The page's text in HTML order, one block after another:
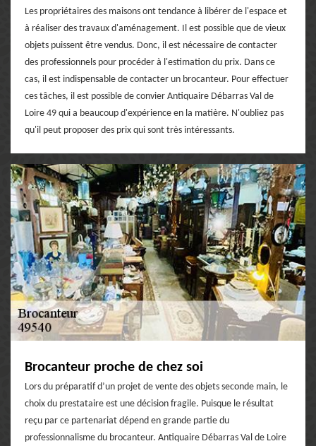
Les propriétaires des maisons ont tendance à libérer de l'espace et
à réaliser des travaux d'aménagement. Il est possible que de vieux
objets puissent être vendus. Donc, il est nécessaire de contacter
des professionnels pour procéder à l'estimation du prix. Dans ce
cas, il est indispensable de contacter un brocanteur. Pour effectuer
ces tâches, il est possible de convier Antiquaire Débarras Val de
Loire 49 qui a beaucoup d'expérience en la matière. N'oubliez pas
qu'il peut proposer des prix qui sont très intéressants.
Brocanteur proche de chez soi
Lors du préparatif d’un projet de vente des objets seconde main, le
choix du prestataire est une décision fragile. Puisque le résultat
reçu par ce partenariat dépend en grande partie du
professionnalisme du brocanteur. Antiquaire Débarras Val de Loire